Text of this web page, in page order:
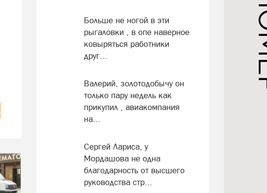
Больше не ногой в эти
рыгаловки , в опе наверное
ковыряться работники
друг...
Валерий, золотодобычу он
только пару недель как
прикупил , авиакомпания
на...
Сергей Лариса, у
Мордашова не одна
благодарность от высшего
руководства стр...